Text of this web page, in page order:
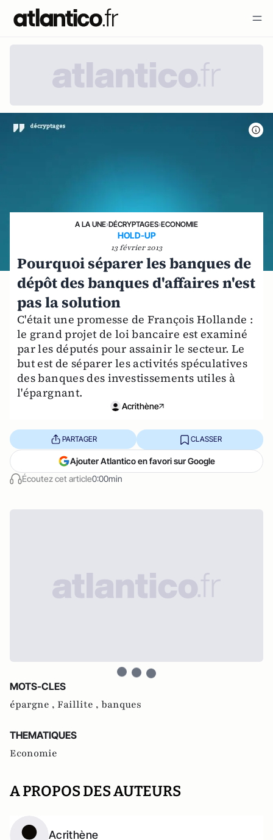
A LA UNE›DÉCRYPTAGES›ECONOMIE
HOLD-UP
13 février 2013
Pourquoi séparer les banques de
dépôt des banques d'affaires n'est
pas la solution
C'était une promesse de François Hollande :
le grand projet de loi bancaire est examiné
par les députés pour assainir le secteur. Le
but est de séparer les activités spéculatives
des banques des investissements utiles à
l'épargnant.
Acrithène
Écoutez cet article0:00min
PARTAGER CLASSER
Ajouter Atlantico en favori sur Google
MOTS-CLES
épargne , Faillite , banques
THEMATIQUES
Economie
A PROPOS DES AUTEURS
Acrithène